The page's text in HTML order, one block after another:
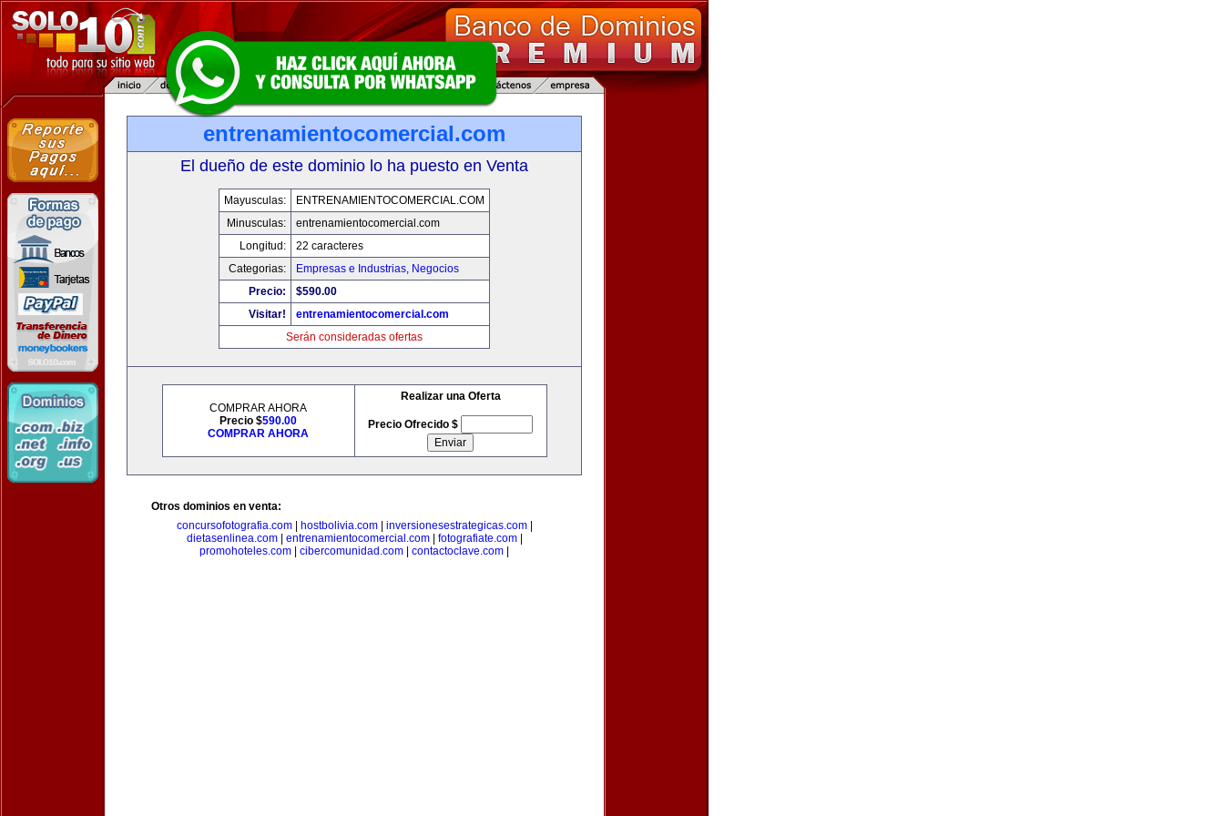
entrenamientocomercial.com
El dueño de este dominio lo ha puesto en Venta
Mayusculas:
ENTRENAMIENTOCOMERCIAL.COM
Minusculas:
entrenamientocomercial.com
Longitud:
22 caracteres
Categorias:
Empresas e Industrias, Negocios
Precio:
$590.00
Visitar!
entrenamientocomercial.com
Serán consideradas ofertas
COMPRAR AHORA
Precio $590.00
COMPRAR AHORA
Realizar una Oferta
Precio Ofrecido $
Otros dominios en venta:
concursofotografia.com| hostbolivia.com| inversionesestrategicas.com|
dietasenlinea.com| entrenamientocomercial.com| fotografiate.com|
promohoteles.com
cibercomunidad.com contactoclave.com